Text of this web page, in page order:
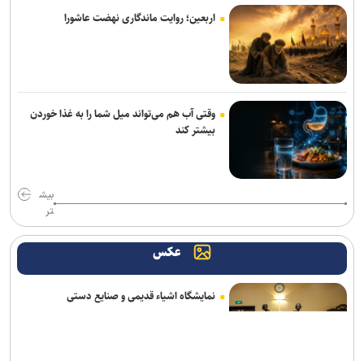
نمایش در ۱۵ استان
میلیون دلاری
کتاب «برنامه راهبردی حکمرانی‌محور» بنیاد شهید رونمایی شد/ برنامه
پنج‌ساله بنیاد شهید و امور ایثارگران برای حرکت تا افق ۱۴۱۰
اجرای «خسوف»؛ روایت موسیقایی عاشورا در تالار وحدت
خبرنگاری در روزهای عادی، پیشه‌ای شریف، اما در روزهای سخت، سیمایی
از مجاهدت فرهنگی و اجتماعی پیدا می‌کند
ادای دین پیتر شومان به کودکان میناب/ بیانیه‌ای جهانی در صحنه
جشنواره بین‌المللی نمایش عروسکی «تهران-مبارک»
اربعین؛ روایت ماندگاری نهضت عاشورا
وقتی آب هم می‌تواند میل شما را به غذا خوردن
بیشتر کند
بیش
تر
عکس
نمایشگاه اشیاء قدیمی و صنایع دستی